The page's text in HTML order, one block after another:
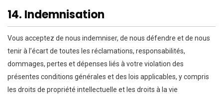
14. Indemnisation
Vous acceptez de nous indemniser, de nous défendre et de nous
tenir à l’écart de toutes les réclamations, responsabilités,
dommages, pertes et dépenses liés à votre violation des
présentes conditions générales et des lois applicables, y compris
les droits de propriété intellectuelle et les droits à la vie